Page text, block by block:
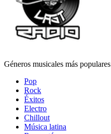
Géneros musicales más populares
Pop
Rock
Éxitos
Electro
Chillout
Música latina